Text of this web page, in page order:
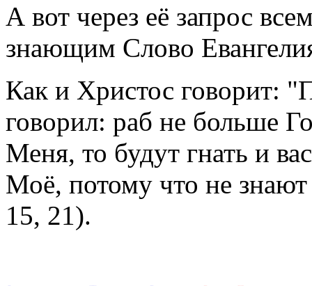
А вот через её запрос
знающим Слово
Как и Христос говорит:
говорил: раб не больше
Меня, то будут гнать и
Моё, потому что не
15, 21).